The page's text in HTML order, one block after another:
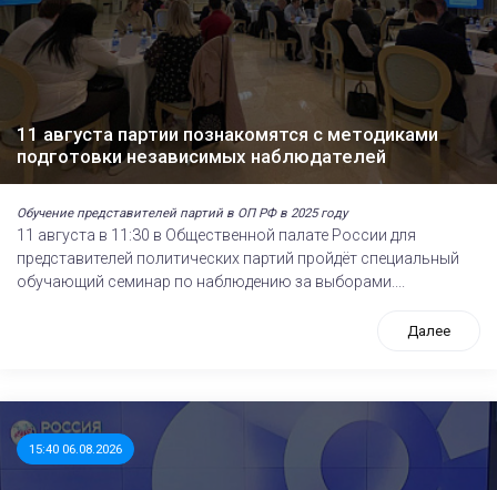
11 августа партии познакомятся с методиками
подготовки независимых наблюдателей
Обучение представителей партий в ОП РФ в 2025 году
11 августа в 11:30 в Общественной палате России для
представителей политических партий пройдёт специальный
обучающий семинар по наблюдению за выборами....
Далее
15:40 06.08.2026